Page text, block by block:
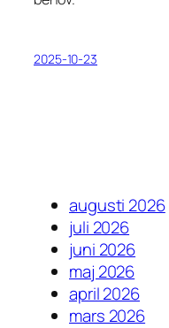
2025-10-23
augusti 2026
juli 2026
juni 2026
maj 2026
april 2026
mars 2026